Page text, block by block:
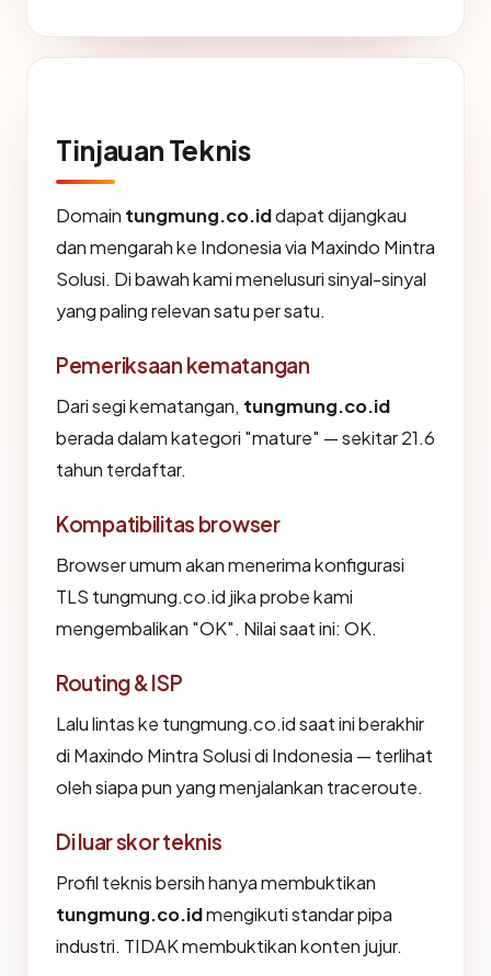
Tinjauan Teknis
Domain tungmung.co.iddapat dijangkau
dan mengarah ke Indonesia via Maxindo Mintra
Solusi. Di bawah kami menelusuri sinyal-sinyal
yang paling relevan satu per satu.
Pemeriksaan kematangan
Dari segi kematangan, tungmung.co.id
berada dalam kategori "mature" — sekitar 21.6
tahun terdaftar.
Kompatibilitas browser
Browser umum akan menerima konfigurasi
TLS tungmung.co.id jika probe kami
mengembalikan "OK". Nilai saat ini: OK.
Routing & ISP
Lalu lintas ke tungmung.co.id saat ini berakhir
di Maxindo Mintra Solusi di Indonesia — terlihat
oleh siapa pun yang menjalankan traceroute.
Di luar skor teknis
Profil teknis bersih hanya membuktikan
tungmung.co.idmengikuti standar pipa
industri. TIDAK membuktikan konten jujur.